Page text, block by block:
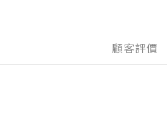
顧客評價